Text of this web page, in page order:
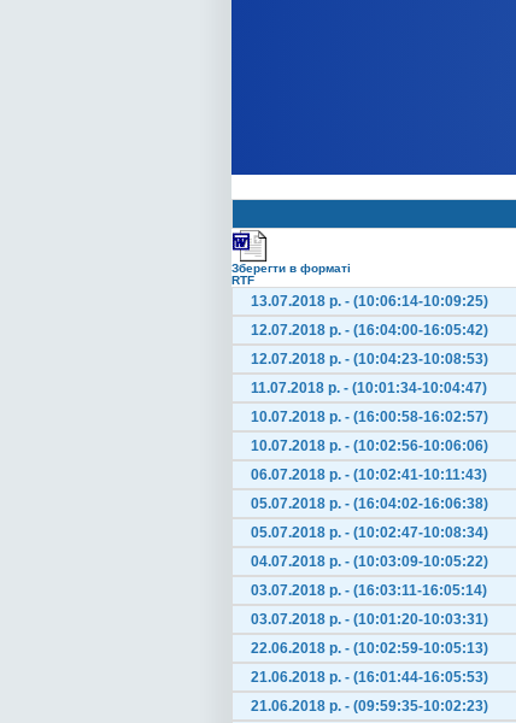
Зберегти в форматі
RTF
13.07.2018 р. - (10:06:14-10:09:25)
12.07.2018 р. - (16:04:00-16:05:42)
12.07.2018 р. - (10:04:23-10:08:53)
11.07.2018 р. - (10:01:34-10:04:47)
10.07.2018 р. - (16:00:58-16:02:57)
10.07.2018 р. - (10:02:56-10:06:06)
06.07.2018 р. - (10:02:41-10:11:43)
05.07.2018 р. - (16:04:02-16:06:38)
05.07.2018 р. - (10:02:47-10:08:34)
04.07.2018 р. - (10:03:09-10:05:22)
03.07.2018 р. - (16:03:11-16:05:14)
03.07.2018 р. - (10:01:20-10:03:31)
22.06.2018 р. - (10:02:59-10:05:13)
21.06.2018 р. - (16:01:44-16:05:53)
21.06.2018 р. - (09:59:35-10:02:23)